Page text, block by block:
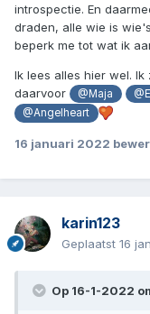
introspectie. En
draden, alle wie is
beperk me tot wat ik
Ik lees alles hier wel.
daarvoor
@Maja
@Angelheart
16 januari 2022
karin123
Geplaatst 16
Op 16-1-2022